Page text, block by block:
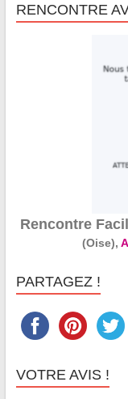
RENCONTRE
Rencontre
(Oise),
PARTAGEZ !
VOTRE AVIS !